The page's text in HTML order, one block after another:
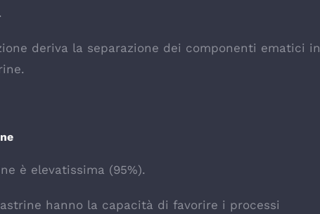
deriva la separazione dei componenti ematici in
è elevatissima (95%).
hanno la capacità di favorire i processi